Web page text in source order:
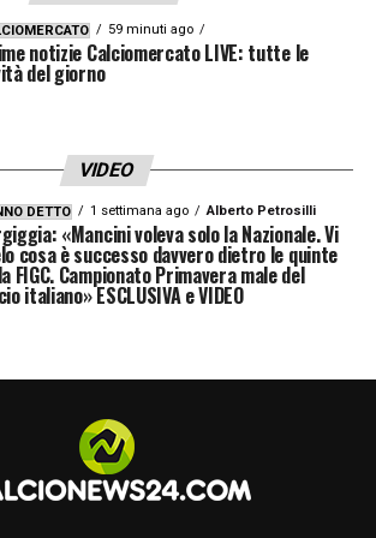
con il Milan, mettendo in
velocità, tecnica e capacità di
offensiva. La fiducia del
dei compagni saranno
per trasformare il debutto in
di crescita e conferma del suo
per un futuro brillante nel
Bartesaghi
dei punti chiave di questa
59 minuti ago
notizie Calciomercato LIVE: tutte le
del giorno
VIDEO
DETTO 1 settimana ago Alberto Petrosilli
«Mancini voleva solo la Nazionale. Vi
cosa è successo davvero dietro le quinte
FIGC. Campionato Primavera male del
italiano» ESCLUSIVA e VIDEO